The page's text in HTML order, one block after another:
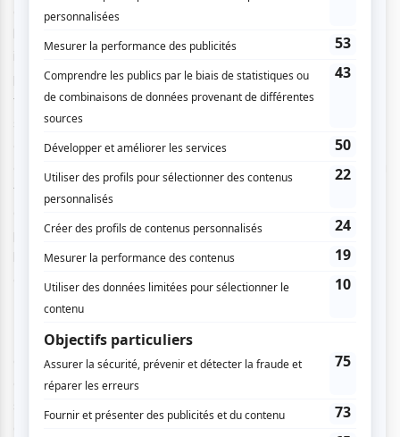
aux spectateurs de flotter dans l’espace tout autant que
instaure des plans très géométriques sur terre (plans fixes,
panoramiques, travellings) face à des plans flottant dans
tous les sens au cœur de l’espace. Cette caméra, qui
semble subir les lois de l’apesanteur, nous rapproche de
choses irréalistes telles qu’un cafard oscillant dans l’espace
et prenant une dimension hors-norme. La caméra passe au
travers des fenêtres, tourne sur elle-même, nous promène
dans des recoins, se rapproche de ses personnages et
propose également des plans larges grandioses. Bref, ce
long-métrage livre une expérience de mouvements hors-
du-commun.
Salyut-7s’inscrit donc avec son contenu dans la lignée
Interstellar de Nolan etGravityde Cuaron, et vient
enrichir ce genre du « spatial » devenu populaire. La
séquence de l’arrimage rappelle d’ailleurs beaucoup celle
Interstellar jusque dans la trame sonore; cependant